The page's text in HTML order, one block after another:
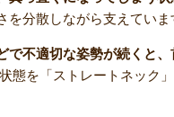
分散しながら支えていま
で不適切な姿勢が続くと、
態を「ストレートネック